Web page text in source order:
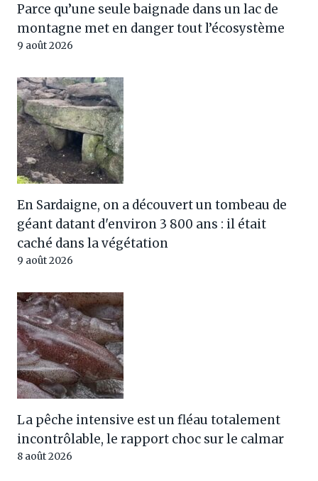
Parce qu’une seule baignade dans un lac de
montagne met en danger tout l’écosystème
9 août 2026
En Sardaigne, on a découvert un tombeau de
géant datant d'environ 3 800 ans : il était
caché dans la végétation
9 août 2026
La pêche intensive est un fléau totalement
incontrôlable, le rapport choc sur le calmar
8 août 2026